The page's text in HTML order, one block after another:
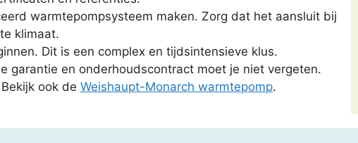
warmtepompsysteem maken. Zorg dat het aansluit bij
klimaat.
Dit is een complex en tijdsintensieve klus.
garantie en onderhoudscontract moet je niet vergeten.
ook de Weishaupt-Monarch warmtepomp.